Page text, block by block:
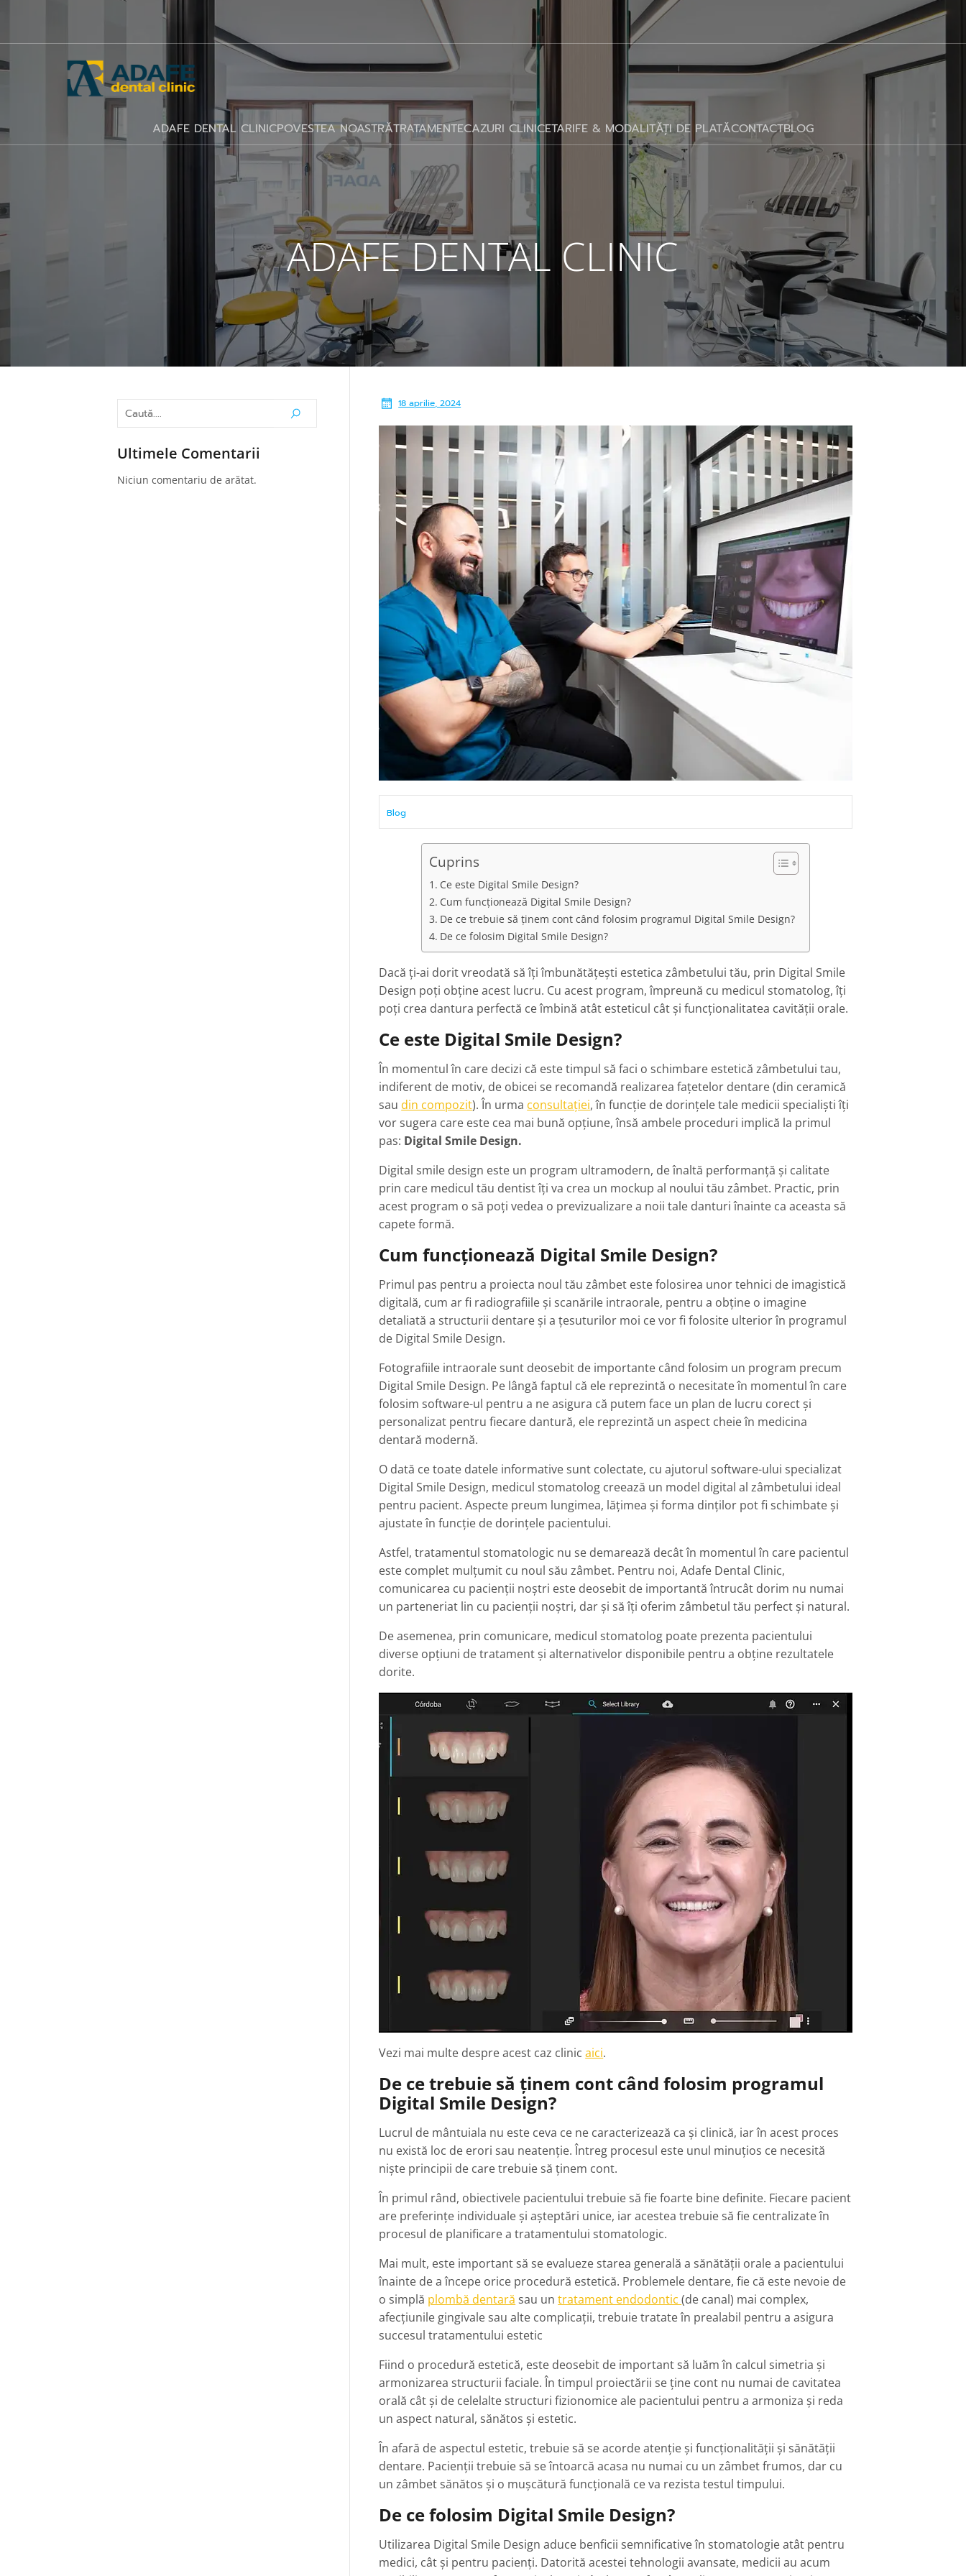
ADAFE DENTAL CLINICPOVESTEA NOASTRĂTRATAMENTECAZURI CLINICETARIFE & MODALITĂȚI DE PLATĂCONTACTBLOG
ADAFE DENTAL CLINIC
Ultimele Comentarii
Niciun comentariu de arătat.
18 aprilie, 2024
Blog
Cuprins
Ce este Digital Smile Design?
Cum funcționează Digital Smile Design?
De ce trebuie să ținem cont când folosim programul Digital Smile Design?
De ce folosim Digital Smile Design?
Dacă ți-ai dorit vreodată să îți îmbunătățești estetica zâmbetului tău, prin Digital Smile
Design poți obține acest lucru. Cu acest program, împreună cu medicul stomatolog, îți
poți crea dantura perfectă ce îmbină atât esteticul cât și funcționalitatea cavității orale.
Ce este Digital Smile Design?
În momentul în care decizi că este timpul să faci o schimbare estetică zâmbetului tau,
indiferent de motiv, de obicei se recomandă realizarea fațetelor dentare (din ceramică
sau din compozit). În urma consultației, în funcție de dorințele tale medicii specialiști îți
vor sugera care este cea mai bună opțiune, însă ambele proceduri implică la primul
pas: Digital Smile Design.
Digital smile design este un program ultramodern, de înaltă performanță și calitate
prin care medicul tău dentist îți va crea un mockup al noului tău zâmbet. Practic, prin
acest program o să poți vedea o previzualizare a noii tale danturi înainte ca aceasta să
capete formă.
Cum funcționează Digital Smile Design?
Primul pas pentru a proiecta noul tău zâmbet este folosirea unor tehnici de imagistică
digitală, cum ar fi radiografiile și scanările intraorale, pentru a obține o imagine
detaliată a structurii dentare și a țesuturilor moi ce vor fi folosite ulterior în programul
de Digital Smile Design.
Fotografiile intraorale sunt deosebit de importante când folosim un program precum
Digital Smile Design. Pe lângă faptul că ele reprezintă o necesitate în momentul în care
folosim software-ul pentru a ne asigura că putem face un plan de lucru corect și
personalizat pentru fiecare dantură, ele reprezintă un aspect cheie în medicina
dentară modernă.
O dată ce toate datele informative sunt colectate, cu ajutorul software-ului specializat
Digital Smile Design, medicul stomatolog creează un model digital al zâmbetului ideal
pentru pacient. Aspecte preum lungimea, lățimea și forma dinților pot fi schimbate și
ajustate în funcție de dorințele pacientului.
Astfel, tratamentul stomatologic nu se demarează decât în momentul în care pacientul
este complet mulțumit cu noul său zâmbet. Pentru noi, Adafe Dental Clinic,
comunicarea cu pacienții noștri este deosebit de importantă întrucât dorim nu numai
un parteneriat lin cu pacienții noștri, dar și să îți oferim zâmbetul tău perfect și natural.
De asemenea, prin comunicare, medicul stomatolog poate prezenta pacientului
diverse opțiuni de tratament și alternativelor disponibile pentru a obține rezultatele
dorite.
Vezi mai multe despre acest caz clinicaici.
De ce trebuie să ținem cont când folosim programul
Digital Smile Design?
Lucrul de mântuiala nu este ceva ce ne caracterizează ca și clinică, iar în acest proces
nu există loc de erori sau neatenție. Întreg procesul este unul minuțios ce necesită
niște principii de care trebuie să ținem cont.
În primul rând, obiectivele pacientului trebuie să fie foarte bine definite. Fiecare pacient
are preferințe individuale și așteptări unice, iar acestea trebuie să fie centralizate în
procesul de planificare a tratamentului stomatologic.
Mai mult, este important să se evalueze starea generală a sănătății orale a pacientului
înainte de a începe orice procedură estetică. Problemele dentare, fie că este nevoie de
o simplă plombă dentară sau untratament endodontic(de canal) mai complex,
afecțiunile gingivale sau alte complicații, trebuie tratate în prealabil pentru a asigura
succesul tratamentului estetic
Fiind o procedură estetică, este deosebit de important să luăm în calcul simetria și
armonizarea structurii faciale. În timpul proiectării se ține cont nu numai de cavitatea
orală cât și de celelalte structuri fizionomice ale pacientului pentru a armoniza și reda
un aspect natural, sănătos și estetic.
În afară de aspectul estetic, trebuie să se acorde atenție și funcționalității și sănătății
dentare. Pacienții trebuie să se întoarcă acasa nu numai cu un zâmbet frumos, dar cu
un zâmbet sănătos și o mușcătură funcțională ce va rezista testul timpului.
De ce folosim Digital Smile Design?
Utilizarea Digital Smile Design aduce benficii semnificative în stomatologie atât pentru
medici, cât și pentru pacienți. Datorită acestei tehnologii avansate, medicii au acum